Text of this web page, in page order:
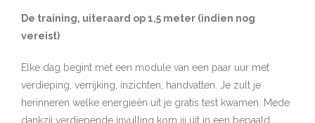
De training, uiteraard op 1,5 meter (indien nog
vereist)
Elke dag begint met een module van een paar uur met
verdieping, verrijking, inzichten, handvatten. Je zult je
herinneren welke energieën uit je gratis test kwamen. Mede
dankzij verdiepende invulling kom jij uit in een bepaald